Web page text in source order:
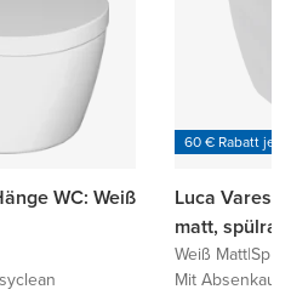
WC: Weiß
60 € Rabatt je
Luca Varess
matt,
Weiß Matt|
Mit